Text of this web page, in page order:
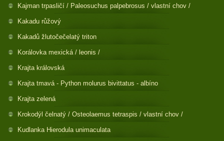
Kajman trpasličí / Paleosuchus palpebrosus / vlastní chov /
Kakadu růžový
Kakadů žlutočečelatý triton
Korálovka mexická / leonis /
Krajta královská
Krajta tmavá - Python molurus bivittatus - albíno
Krajta zelená
Krokodýl čelnatý / Osteolaemus tetraspis / vlastní chov /
Kudlanka Hierodula unimaculata